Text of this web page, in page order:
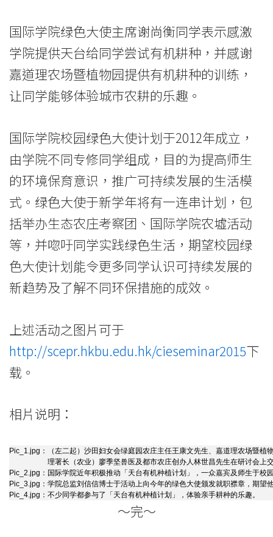
港
浸
会
学
国际学院绿色大使主席谢尚衡同学表示感激
学院提供天台给同学尝试有机耕种，并感谢
嘉道理农场暨植物园提供有机耕种的训练，
让同学能够体验城市农耕的乐趣。
国际学院校园绿色大使计划于2012年成立，
由学院不同专修同学组成，目的为提高师生
的环境保育意识，推广可持续发展的生活模
式。绿色大使于新学年将有一连串计划，包
括举办生态农庄考察团、国际学院农墟活动
等，并唿吁同学实践绿色生活，期望校园绿
色大使计划能令更多同学认识可持续发展的
新趋势及了解不同环保措施的成效。
上述活动之图片可于
http://scepr.hkbu.edu.hk/cieseminar2015下
载。
相片说明：
Pic_1.jpg：
（左二起）沙田妇女会绿庭园农庄主任王康文先生、嘉道理农场暨
理署长（农业）廖季坚兽医及都市农庄创办人林世昌先生在研讨会上
Pic_2.jpg： 国际学院近年积极推动「天台有机种植计划」，一众嘉宾及师生于校
Pic_3.jpg： 学院总监刘信信博士于活动上向今年的绿色大使颁发就职襟章，期望
Pic_4.jpg： 不少同学都参与了「天台有机种植计划」，体验亲手耕种的乐趣。
～完～